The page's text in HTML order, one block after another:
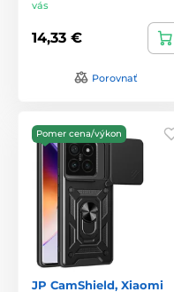
vás
14,33 €
Porovnať
Pomer cena/výkon
JP CamShield, Xiaomi